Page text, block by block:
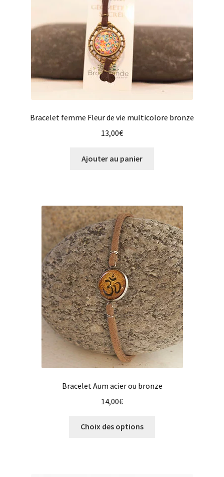
Bracelet femme Fleur de vie multicolore bronze
13,00€
Ajouter au panier
Bracelet Aum acier ou bronze
14,00€
Choix des options